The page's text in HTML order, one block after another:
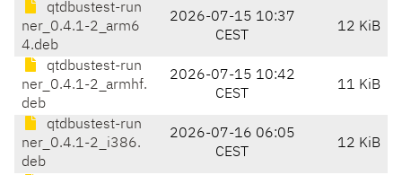
qtdbustest-run
ner_0.4.1-2_arm6
4.deb
2026-07-15 10:37
CEST
12 KiB
qtdbustest-run
ner_0.4.1-2_armhf.
deb
2026-07-15 10:42
CEST
11 KiB
qtdbustest-run
ner_0.4.1-2_i386.
deb
2026-07-16 06:05
CEST
12 KiB